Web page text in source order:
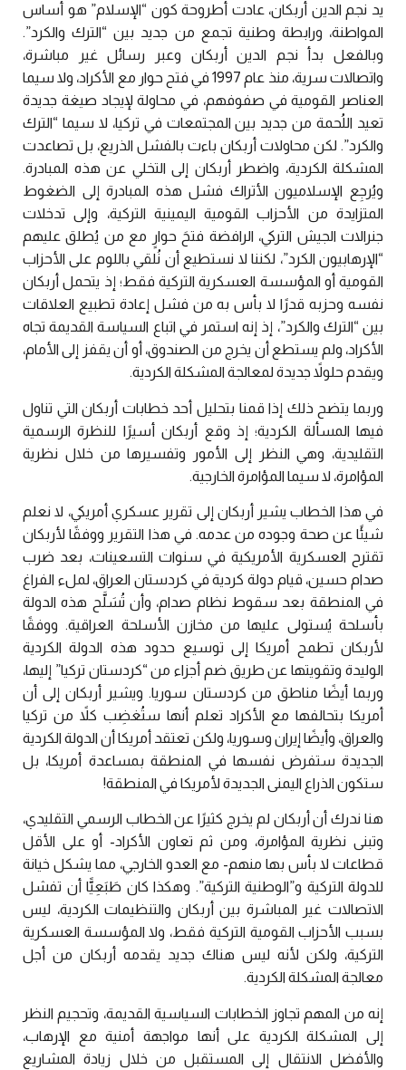
يد نجم الدين أربكان، عادت أطروحة كون “الإسلام” هو أساس
المواطنة، ورابطة وطنية تجمع من جديد بين “الترك والكرد”.
وبالفعل بدأ نجم الدين أربكان وعبر رسائل غير مباشرة،
واتصالات سرية، منذ عام 1997 في فتح حوار مع الأكراد، ولا سيما
العناصر القومية في صفوفهم، في محاولة لإيجاد صيغة جديدة
تعيد اللُحمة من جديد بين المجتمعات في تركيا، لا سيما “الترك
والكرد”. لكن محاولات أربكان باءت بالفشل الذريع، بل تصاعدت
المشكلة الكردية، واضطر أربكان إلى التخلي عن هذه المبادرة.
ويُرجِع الإسلاميون الأتراك فشل هذه المبادرة إلى الضغوط
المتزايدة من الأحزاب القومية اليمينية التركية، وإلى تدخلات
جنرالات الجيش التركي، الرافضة فتحَ حوارٍ مع من يُطلق عليهم
“الإرهابيون الكرد”، لكننا لا نستطيع أن نُلقي باللوم على الأحزاب
القومية أو المؤسسة العسكرية التركية فقط؛ إذ يتحمل أربكان
نفسه وحزبه قدرًا لا بأس به من فشل إعادة تطبيع العلاقات
بين “الترك والكرد”، إذ إنه استمر في اتباع السياسة القديمة تجاه
الأكراد، ولم يستطع أن يخرج من الصندوق، أو أن يقفز إلى الأمام،
ويقدم حلولاً جديدة لمعالجة المشكلة الكردية.
وربما يتضح ذلك إذا قمنا بتحليل أحد خطابات أربكان التي تناول
فيها المسألة الكردية؛ إذ وقع أربكان أسيرًا للنظرة الرسمية
التقليدية، وهي النظر إلى الأمور وتفسيرها من خلال نظرية
المؤامرة، لا سيما المؤامرة الخارجية.
في هذا الخطاب يشير أربكان إلى تقرير عسكري أمريكي، لا نعلم
شيئًا عن صحة وجوده من عدمه. في هذا التقرير ووفقًا لأربكان
تقترح العسكرية الأمريكية في سنوات التسعينات، بعد ضرب
صدام حسين، قيام دولة كردية في كردستان العراق، لملء الفراغ
في المنطقة بعد سقوط نظام صدام، وأن تُسَلَّح هذه الدولة
بأسلحة يُستولى عليها من مخازن الأسلحة العراقية. ووفقًا
لأربكان تطمح أمريكا إلى توسيع حدود هذه الدولة الكردية
الوليدة وتقويتها عن طريق ضم أجزاء من “كردستان تركيا” إليها،
وربما أيضًا مناطق من كردستان سوريا. ويشير أربكان إلى أن
أمريكا بتحالفها مع الأكراد تعلم أنها ستُغضِب كلاً من تركيا
والعراق، وأيضًا إيران وسوريا، ولكن تعتقد أمريكا أن الدولة الكردية
الجديدة ستفرض نفسها في المنطقة بمساعدة أمريكا، بل
ستكون الذراع اليمنى الجديدة لأمريكا في المنطقة!
هنا ندرك أن أربكان لم يخرج كثيرًا عن الخطاب الرسمي التقليدي،
وتبنى نظرية المؤامرة، ومن ثم تعاون الأكراد- أو على الأقل
قطاعات لا بأس بها منهم- مع العدو الخارجي، مما يشكل خيانة
للدولة التركية و”الوطنية التركية”. وهكذا كان طَبَعِيًّا أن تفشل
الاتصالات غير المباشرة بين أربكان والتنظيمات الكردية، ليس
بسبب الأحزاب القومية التركية فقط، ولا المؤسسة العسكرية
التركية، ولكن لأنه ليس هناك جديد يقدمه أربكان من أجل
معالجة المشكلة الكردية.
إنه من المهم تجاوز الخطابات السياسية القديمة، وتحجيم النظر
إلى المشكلة الكردية على أنها مواجهة أمنية مع الإرهاب،
والأفضل الانتقال إلى المستقبل من خلال زيادة المشاريع